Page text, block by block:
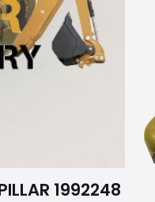
1992248